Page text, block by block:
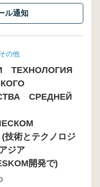
ル通知
その他
ТЕХНОЛОГИЯ
СРЕДНЕЙ
術とテクノロジ
ジア
開発で)